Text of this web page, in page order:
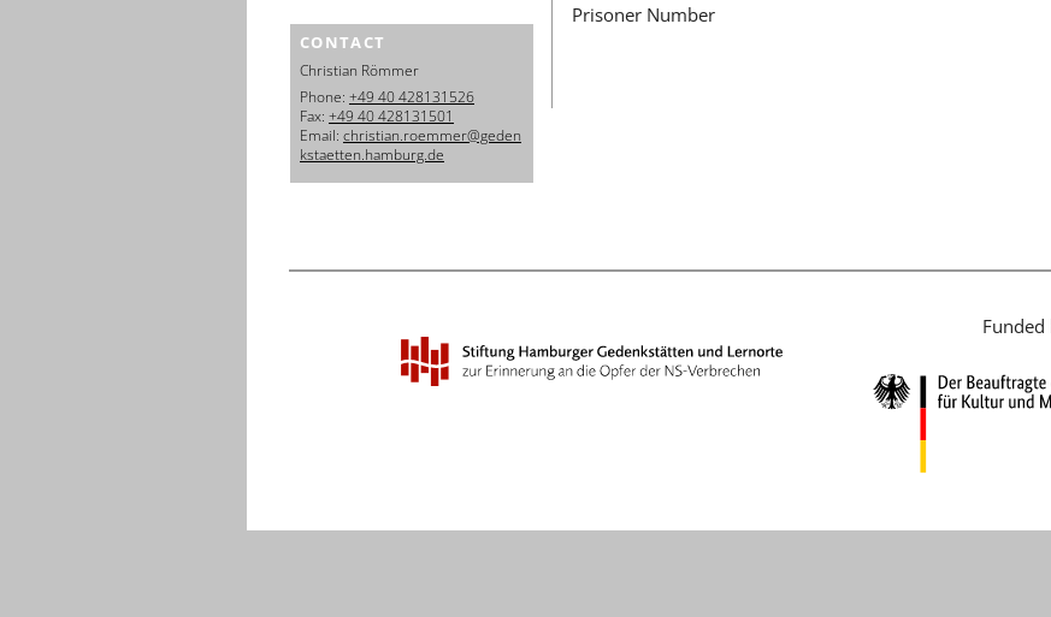
עברית
Prisoner Number
CONTACT
Christian Römmer
Phone: +49 40 428131526
Fax: +49 40 428131501
Email: christian.roemmer@geden
kstaetten.hamburg.de
Funded